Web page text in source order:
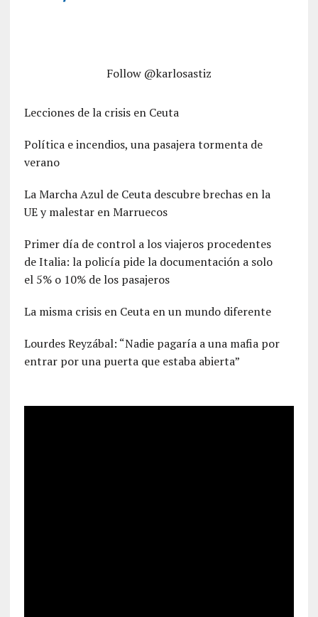
Follow @karlosastiz
Lecciones de la crisis en Ceuta
Política e incendios, una pasajera tormenta de
verano
La Marcha Azul de Ceuta descubre brechas en la
UE y malestar en Marruecos
Primer día de control a los viajeros procedentes
de Italia: la policía pide la documentación a solo
el 5% o 10% de los pasajeros
La misma crisis en Ceuta en un mundo diferente
Lourdes Reyzábal: “Nadie pagaría a una mafia por
entrar por una puerta que estaba abierta”